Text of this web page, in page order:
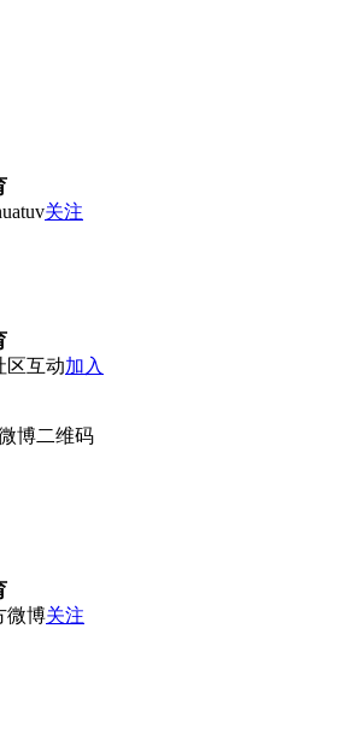
关注
区互动加入
微博关注